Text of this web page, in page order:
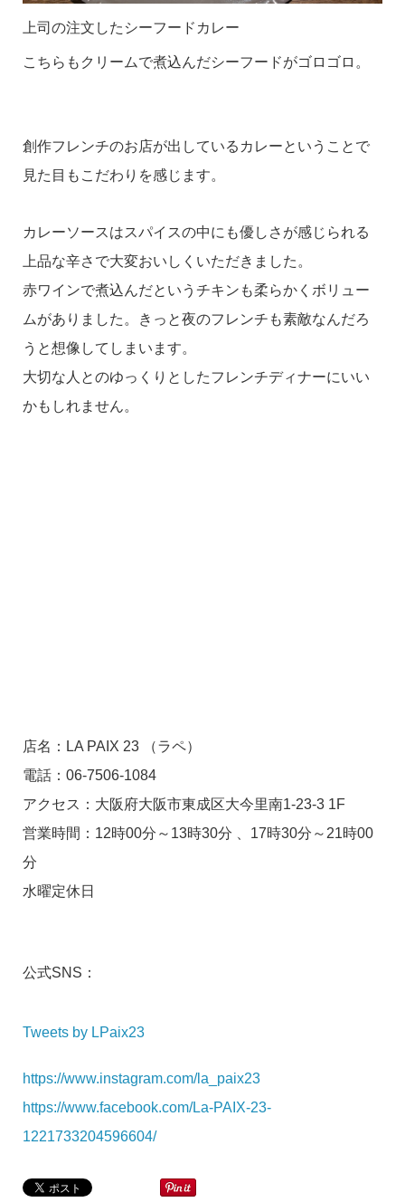
上司の注文したシーフードカレー
こちらもクリームで煮込んだシーフードがゴロゴロ。
創作フレンチのお店が出しているカレーということで
見た目もこだわりを感じます。
カレーソースはスパイスの中にも優しさが感じられる
上品な辛さで大変おいしくいただきました。
赤ワインで煮込んだというチキンも柔らかくボリュー
ムがありました。きっと夜のフレンチも素敵なんだろ
うと想像してしまいます。
大切な人とのゆっくりとしたフレンチディナーにいい
かもしれません。
店名：LA PAIX 23 （ラペ）
電話：06-7506-1084
アクセス：大阪府大阪市東成区大今里南1-23-3 1F
営業時間：12時00分～13時30分 、17時30分～21時00
分
水曜定休日
公式SNS：
Tweets by LPaix23
https://www.instagram.com/la_paix23
https://www.facebook.com/La-PAIX-23-
1221733204596604/